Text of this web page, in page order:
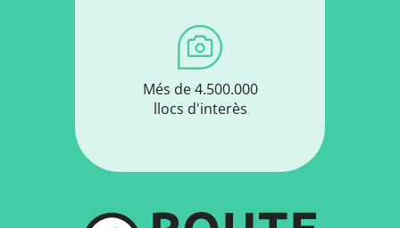
Més de 4.500.000
llocs d'interès